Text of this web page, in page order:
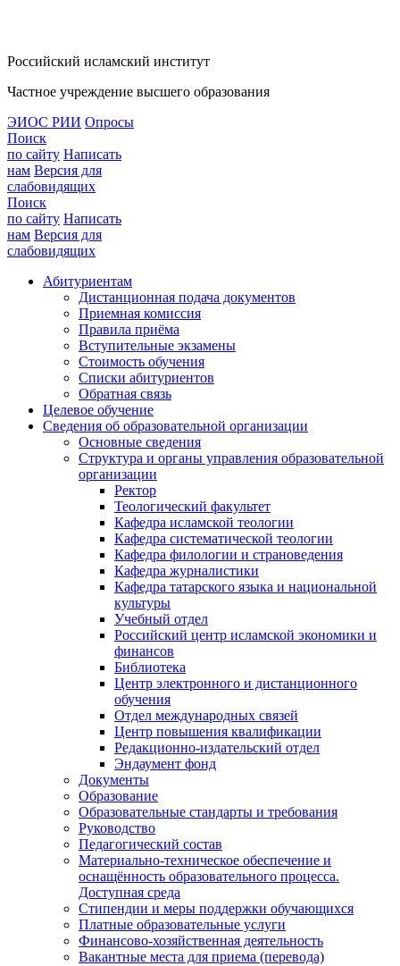
Российский исламский институт
Частное учреждение высшего образования
ЭИОС РИИ Опросы
Поиск
по сайту Написать
нам Версия для
слабовидящих
Поиск
по сайту Написать
нам Версия для
слабовидящих
Абитуриентам
Дистанционная подача документов
Приемная комиссия
Правила приёма
Вступительные экзамены
Стоимость обучения
Списки абитуриентов
Обратная связь
Целевое обучение
Сведения об образовательной организации
Основные сведения
Структура и органы управления образовательной
организации
Ректор
Теологический факультет
Кафедра исламской теологии
Кафедра систематической теологии
Кафедра филологии и страноведения
Кафедра журналистики
Кафедра татарского языка и национальной
культуры
Учебный отдел
Российский центр исламской экономики и
финансов
Библиотека
Центр электронного и дистанционного
обучения
Отдел международных связей
Центр повышения квалификации
Редакционно-издательский отдел
Эндаумент фонд
Документы
Образование
Образовательные стандарты и требования
Руководство
Педагогический состав
Материально-техническое обеспечение и
оснащённость образовательного процесса.
Доступная среда
Стипендии и меры поддержки обучающихся
Платные образовательные услуги
Финансово-хозяйственная деятельность
Вакантные места для приема (перевода)